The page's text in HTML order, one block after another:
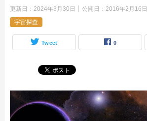
更新日： 2024年3月30日 公開日： 2016年2月16日
宇宙探査
Tweet 0